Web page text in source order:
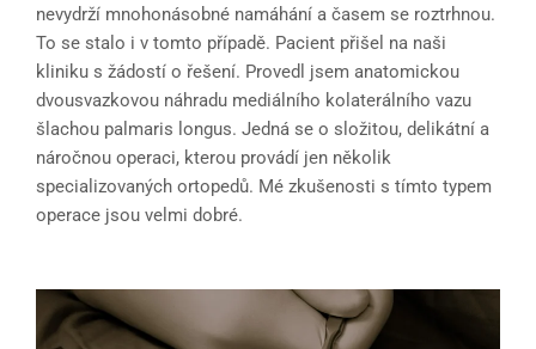
nevydrží mnohonásobné namáhání a časem se roztrhnou.
To se stalo i v tomto případě. Pacient přišel na naši
kliniku s žádostí o řešení. Provedl jsem anatomickou
dvousvazkovou náhradu mediálního kolaterálního vazu
šlachou palmaris longus. Jedná se o složitou, delikátní a
náročnou operaci, kterou provádí jen několik
specializovaných ortopedů. Mé zkušenosti s tímto typem
operace jsou velmi dobré.